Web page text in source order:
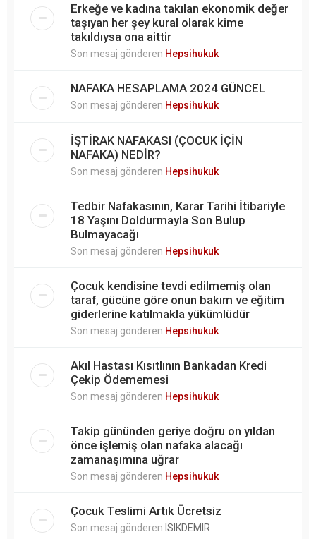
Erkeğe ve kadına takılan ekonomik değer
taşıyan her şey kural olarak kime
takıldıysa ona aittir
Son mesaj gönderen Hepsihukuk
NAFAKA HESAPLAMA 2024 GÜNCEL
Son mesaj gönderen Hepsihukuk
İŞTİRAK NAFAKASI (ÇOCUK İÇİN
NAFAKA) NEDİR?
Son mesaj gönderen Hepsihukuk
Tedbir Nafakasının, Karar Tarihi İtibariyle
18 Yaşını Doldurmayla Son Bulup
Bulmayacağı
Son mesaj gönderen Hepsihukuk
Çocuk kendisine tevdi edilmemiş olan
taraf, gücüne göre onun bakım ve eğitim
giderlerine katılmakla yükümlüdür
Son mesaj gönderen Hepsihukuk
Akıl Hastası Kısıtlının Bankadan Kredi
Çekip Ödememesi
Son mesaj gönderen Hepsihukuk
Takip gününden geriye doğru on yıldan
önce işlemiş olan nafaka alacağı
zamanaşımına uğrar
Son mesaj gönderen Hepsihukuk
Çocuk Teslimi Artık Ücretsiz
Son mesaj gönderen ISIKDEMIR